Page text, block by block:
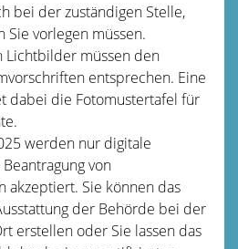
bei der zuständigen Stelle,
Sie vorlegen müssen.
Lichtbilder müssen den
entsprechen. Eine
dabei die Fotomustertafel für
.
werden nur digitale
von
akzeptiert. Sie können das
der Behörde bei der
erstellen oder Sie lassen das